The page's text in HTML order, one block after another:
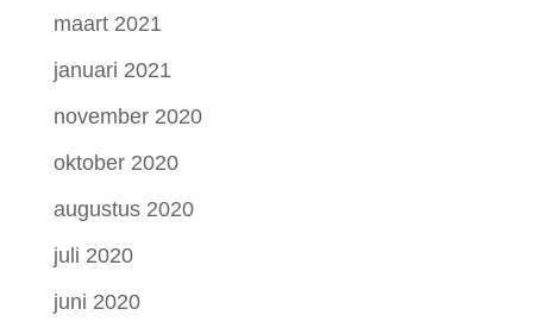
maart 2021
januari 2021
november 2020
oktober 2020
augustus 2020
juli 2020
juni 2020